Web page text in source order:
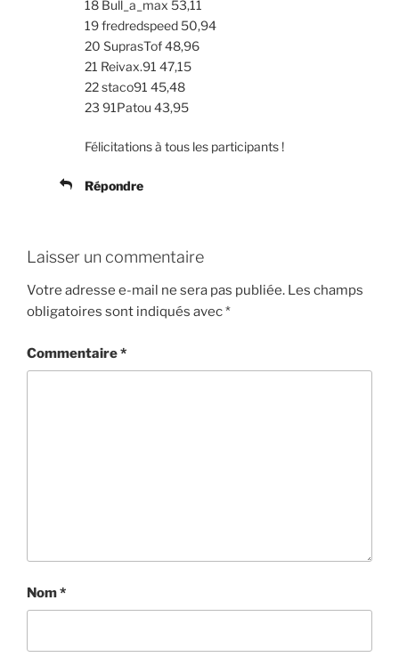
18 Bull_a_max 53,11
19 fredredspeed 50,94
20 SuprasTof 48,96
21 Reivax.91 47,15
22 staco91 45,48
23 91Patou 43,95
Félicitations à tous les participants !
Répondre
Laisser un commentaire
Votre adresse e-mail ne sera pas publiée. Les champs
obligatoires sont indiqués avec*
Commentaire*
Nom*